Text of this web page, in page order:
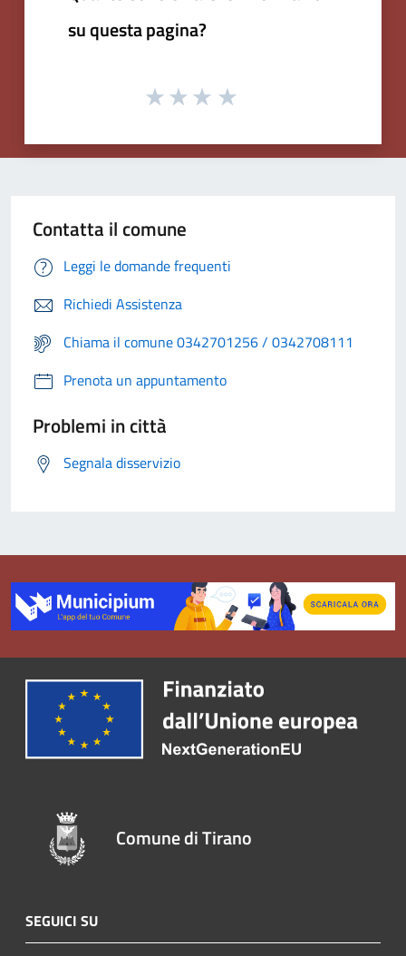
su questa pagina?
Contatta il comune
Leggi le domande frequenti
Richiedi Assistenza
Chiama il comune 0342701256 / 0342708111
Prenota un appuntamento
Problemi in città
Segnala disservizio
Comune di Tirano
SEGUICI SU